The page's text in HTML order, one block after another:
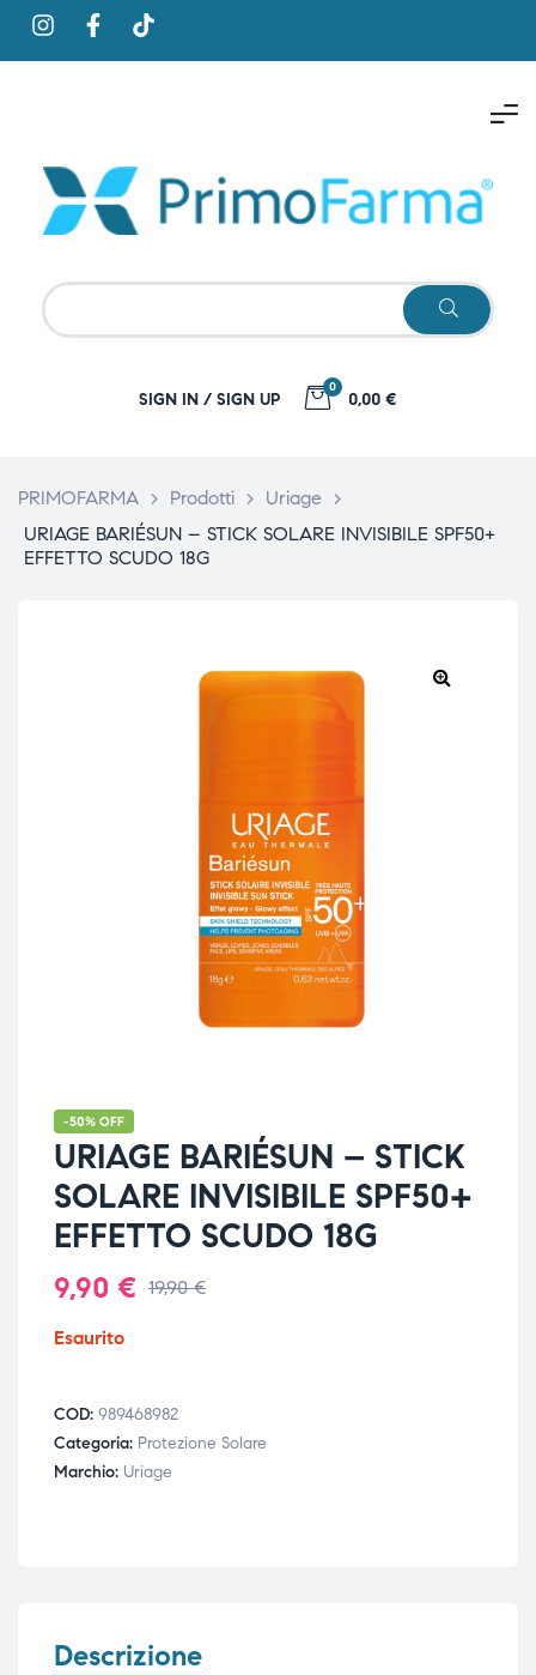
SIGN IN / SIGN UP
0
0,00 €
PRIMOFARMA > Prodotti > Uriage
>
URIAGE BARIÉSUN – STICK SOLARE INVISIBILE SPF50+
EFFETTO SCUDO 18G
-50% OFF
URIAGE BARIÉSUN – STICK
SOLARE INVISIBILE SPF50+
EFFETTO SCUDO 18G
19,90€
9,90 €
Esaurito
COD: 989468982
Categoria: Protezione Solare
Marchio: Uriage
Descrizione